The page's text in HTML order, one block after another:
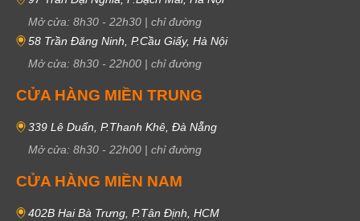
Mở cửa: 8h30 - 22h30 | chỉ đường
58 Trần Đăng Ninh, P.Cầu Giấy, Hà Nội
Mở cửa: 8h30 - 22h00 | chỉ đường
CỬA HÀNG MIỀN TRUNG
339 Lê Duẩn, P.Thanh Khê, Đà Nẵng
Mở cửa: 8h30 - 22h00 | chỉ đường
CỬA HÀNG MIỀN NAM
402B Hai Bà Trưng, P.Tân Định, HCM